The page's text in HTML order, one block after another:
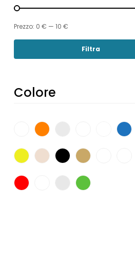
Filtra
Prezzo: 0 € — 10 €
Colore